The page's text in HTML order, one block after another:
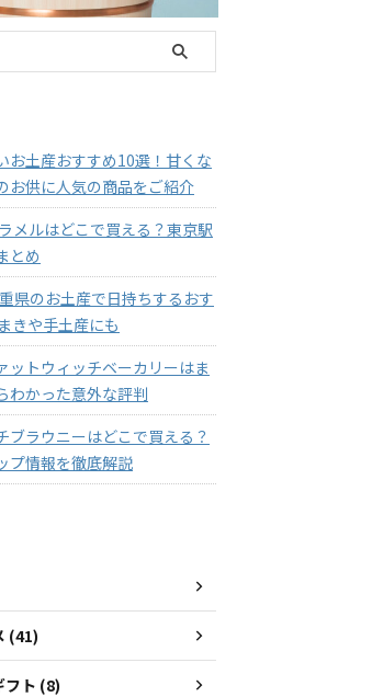
お土産おすすめ10選！甘くな
お供に人気の商品をご紹介
メルはどこで買える？東京駅
とめ
県のお土産で日持ちするおす
きや手土産にも
ットウィッチベーカリーはま
わかった意外な評判
ブラウニーはどこで買える？
プ情報を徹底解説
(41)
フト (8)